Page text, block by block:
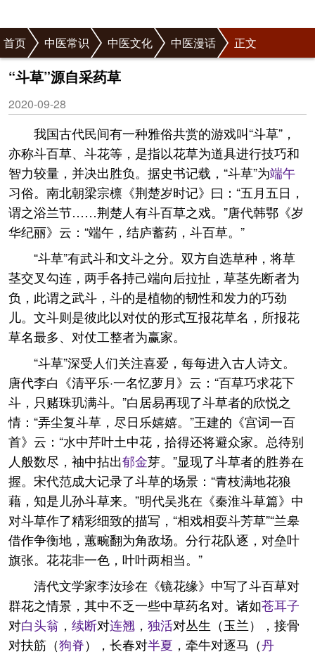
首页 中医常识 中医文化 中医漫话 正文
“斗草”源自采药草
2020-09-28
我国古代民间有一种雅俗共赏的游戏叫“斗草”，
亦称斗百草、斗花等，是指以花草为道具进行技巧和
智力较量，并决出胜负。据史书记载，“斗草”为端午
习俗。南北朝梁宗檩《荆楚岁时记》曰：“五月五日，
谓之浴兰节……荆楚人有斗百草之戏。”唐代韩鄂《岁
华纪丽》云：“端午，结庐蓄药，斗百草。”
“斗草”有武斗和文斗之分。双方自选草种，将草
茎交叉勾连，两手各持己端向后拉扯，草茎先断者为
负，此谓之武斗，斗的是植物的韧性和发力的巧劲
儿。文斗则是彼此以对仗的形式互报花草名，所报花
草名最多、对仗工整者为赢家。
“斗草”深受人们关注喜爱，每每进入古人诗文。
唐代李白《清平乐·一名忆萝月》云：“百草巧求花下
斗，只赌珠玑满斗。”白居易再现了斗草者的欣悦之
情：“弄尘复斗草，尽日乐嬉嬉。”王建的《宫词一百
首》云：“水中芹叶土中花，拾得还将避众家。总待别
人般数尽，袖中拈出郁金芽。”显现了斗草者的胜券在
握。宋代范成大记录了斗草的场景：“青枝满地花狼
藉，知是儿孙斗草来。”明代吴兆在《秦淮斗草篇》中
对斗草作了精彩细致的描写，“相戏相耍斗芳草”“兰皋
借作争衡地，蕙畹翻为角敌场。分行花队逐，对垒叶
旗张。花花非一色，叶叶两相当。”
清代文学家李汝珍在《镜花缘》中写了斗百草对
群花之情景，其中不乏一些中草药名对。诸如苍耳子
对白头翁 ， 续断对连翘 ， 独活对丛生（玉兰），接骨
对扶筋（狗脊），长春对半夏 ，牵牛对逐马（丹